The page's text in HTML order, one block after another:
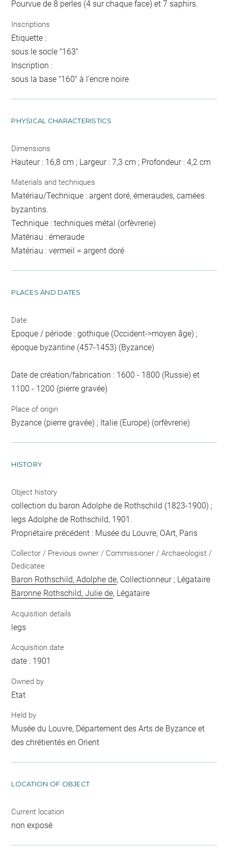
Pourvue de 8 perles (4 sur chaque face) et 7 saphirs.
Inscriptions
Etiquette :
sous le socle "163"
Inscription :
sous la base "160" à l'encre noire
PHYSICAL CHARACTERISTICS
Dimensions
Hauteur : 16,8 cm ; Largeur : 7,3 cm ; Profondeur : 4,2 cm
Materials and techniques
Matériau/Technique : argent doré, émeraudes, camées
byzantins.
Technique : techniques métal (orfèvrerie)
Matériau : émeraude
Matériau : vermeil = argent doré
PLACES AND DATES
Date
Epoque / période : gothique (Occident->moyen âge) ;
époque byzantine (457-1453) (Byzance)
Date de création/fabrication : 1600 - 1800 (Russie) et
1100 - 1200 (pierre gravée)
Place of origin
Byzance (pierre gravée) ; Italie (Europe) (orfèvrerie)
HISTORY
Object history
collection du baron Adolphe de Rothschild (1823-1900) ;
legs Adolphe de Rothschild, 1901.
Propriétaire précédent : Musée du Louvre, OArt, Paris
Collector / Previous owner / Commissioner / Archaeologist /
Dedicatee
Baron Rothschild, Adolphe de, Collectionneur ; Légataire
Baronne Rothschild, Julie de, Légataire
Acquisition details
legs
Acquisition date
date : 1901
Owned by
Etat
Held by
Musée du Louvre, Département des Arts de Byzance et
des chrétientés en Orient
LOCATION OF OBJECT
Current location
non exposé